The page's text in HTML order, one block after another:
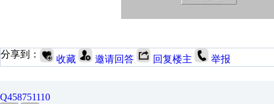
分享到： 收藏 邀请回答 回复楼主 举报
Q458751110